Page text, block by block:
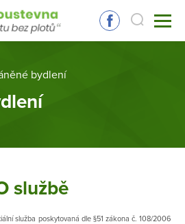
bydlení
službě
služba poskytovaná dle §51 zákona č. 108/2006